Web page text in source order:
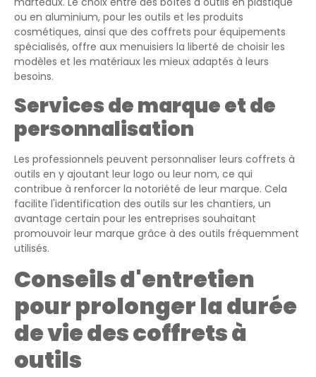
ou en aluminium, pour les outils et les produits
cosmétiques, ainsi que des coffrets pour équipements
spécialisés, offre aux menuisiers la liberté de choisir les
modèles et les matériaux les mieux adaptés à leurs
besoins.
Services de marque et de
personnalisation
Les professionnels peuvent personnaliser leurs coffrets à
outils en y ajoutant leur logo ou leur nom, ce qui
contribue à renforcer la notoriété de leur marque. Cela
facilite l'identification des outils sur les chantiers, un
avantage certain pour les entreprises souhaitant
promouvoir leur marque grâce à des outils fréquemment
utilisés.
Conseils d'entretien
pour prolonger la durée
de vie des coffrets à
outils